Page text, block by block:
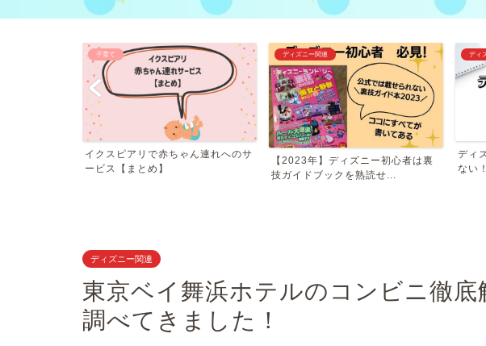
子育て
イクスピアリで赤ちゃん連れへのサ
ービス【まとめ】
ディズニー関連
【2023年】ディズニー初心者は裏
技ガイドブックを熟読せ...
ディ
ディ
ない
ディズニー関連
東京ベイ舞浜ホテルのコンビニ徹底
調べてきました！